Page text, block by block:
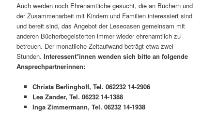
Auch werden noch Ehrenamtliche gesucht, die an Büchern und
der Zusammenarbeit mit Kindern und Familien interessiert sind
und bereit sind, das Angebot der Leseoasen gemeinsam mit
anderen Bücherbegeisterten immer wieder ehrenamtlich zu
betreuen. Der monatliche Zeitaufwand beträgt etwa zwei
Stunden.Interessent*innen wenden sich bitte an folgende
Ansprechpartnerinnen:
Christa Berlinghoff, Tel. 062232 14-2906
Lea Zander, Tel. 06232 14-1388
Inga Zimmermann, Tel. 06232 14-1938